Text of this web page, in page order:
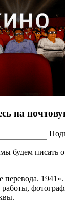
на
будем писать
перевода.